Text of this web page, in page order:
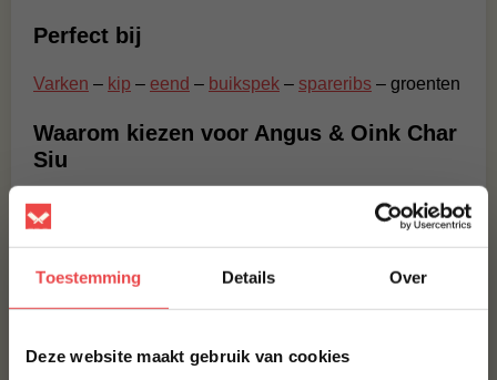
Toestemming Details Over
Deze website maakt gebruik van cookies
Perfect bij
Varken – kip – eend – buikspek – spareribs – groenten
Waarom kiezen voor Angus & Oink Char
Siu
Char Siu Rub is een perfecte balans tussen oosterse
zoetheid en kruidige diepte. De kenmerkende
een blikvanger. De rub is veelzijdig, eenvoudig in
gebruik en levert altijd dat typische “takeaway BBQ”-